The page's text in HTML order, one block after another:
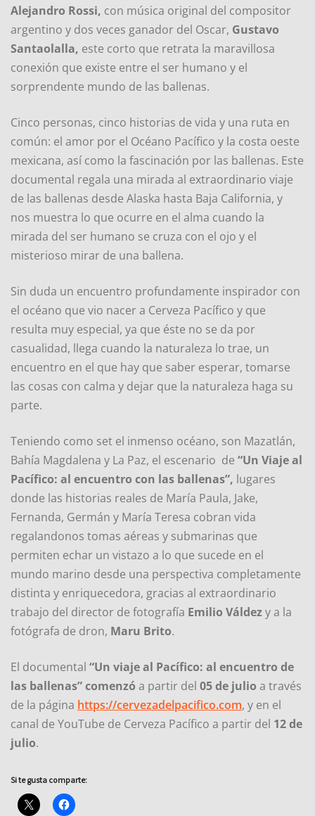
Alejandro Rossi, con música original del compositor
argentino y dos veces ganador del Oscar, Gustavo
Santaolalla, este corto que retrata la maravillosa
conexión que existe entre el ser humano y el
sorprendente mundo de las ballenas.
Cinco personas, cinco historias de vida y una ruta en
común: el amor por el Océano Pacífico y la costa oeste
mexicana, así como la fascinación por las ballenas. Este
documental regala una mirada al extraordinario viaje
de las ballenas desde Alaska hasta Baja California, y
nos muestra lo que ocurre en el alma cuando la
mirada del ser humano se cruza con el ojo y el
misterioso mirar de una ballena.
Sin duda un encuentro profundamente inspirador con
el océano que vio nacer a Cerveza Pacífico y que
resulta muy especial, ya que éste no se da por
casualidad, llega cuando la naturaleza lo trae, un
encuentro en el que hay que saber esperar, tomarse
las cosas con calma y dejar que la naturaleza haga su
parte.
Teniendo como set el inmenso océano, son Mazatlán,
Bahía Magdalena y La Paz, el escenario de “Un Viaje al
Pacífico: al encuentro con las ballenas”, lugares
donde las historias reales de María Paula, Jake,
Fernanda, Germán y María Teresa cobran vida
regalandonos tomas aéreas y submarinas que
permiten echar un vistazo a lo que sucede en el
mundo marino desde una perspectiva completamente
distinta y enriquecedora, gracias al extraordinario
trabajo del director de fotografía Emilio Váldezy a la
fotógrafa de dron, Maru Brito.
El documental “Un viaje al Pacífico: al encuentro de
las ballenas” comenzó a partir del 05 de julio a través
de la página https://cervezadelpacifico.com, y en el
canal de YouTube de Cerveza Pacífico a partir del 12 de
julio.
Si te gusta comparte: